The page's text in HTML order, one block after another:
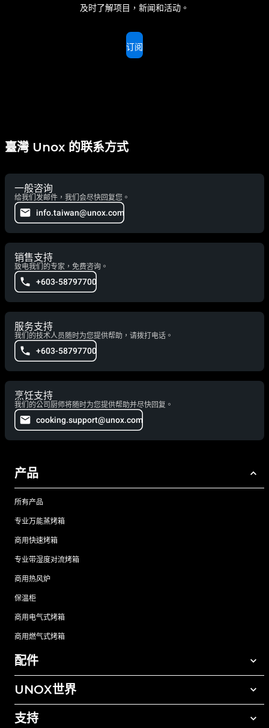
及时了解项目，新闻和活动。
订阅
臺灣 Unox 的联系方式
一般咨询
给我们发邮件，我们会尽快回复您。
info.taiwan@unox.com
销售支持
致电我们的专家，免费咨询。
+603-58797700
服务支持
我们的技术人员随时为您提供帮助，请拨打电话。
+603-58797700
烹饪支持
我们的公司厨师将随时为您提供帮助并尽快回复。
cooking.support@unox.com
产品
所有产品
专业万能蒸烤箱
商用快速烤箱
专业带湿度对流烤箱
商用热风炉
保温柜
商用电气式烤箱
商用燃气式烤箱
配件
所有配件
UNOX世界
我们在全球的办事处
支持